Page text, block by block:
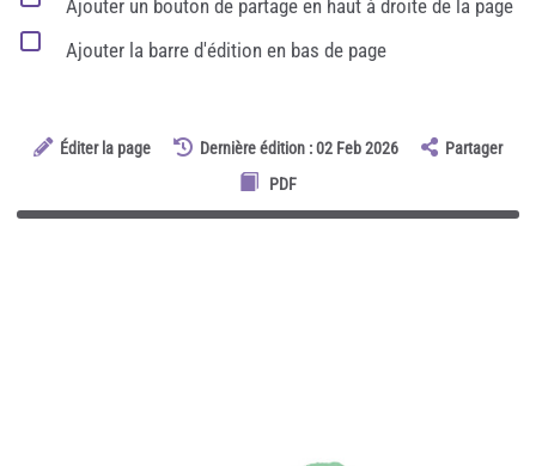
Ajouter un bouton de partage en haut à droite de la page
Ajouter la barre d'édition en bas de page
Éditer la page Dernière édition : 02 Feb 2026
Partager
PDF